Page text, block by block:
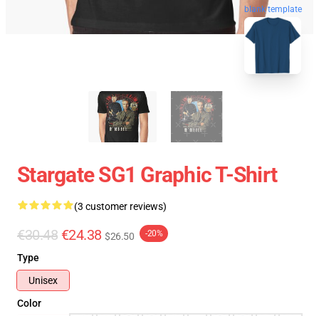
blank template
Stargate SG1 Graphic T-Shirt
(3 customer reviews)
€30.48 €24.38 $26.50 -20%
Type
Unisex
Color